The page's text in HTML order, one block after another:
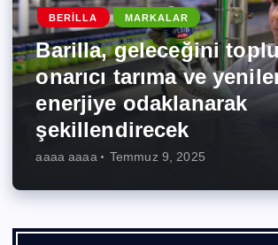
BERILLA MARKALAR
Barilla, geleceğini
onarıcı tarıma ve
enerjiye odaklanarak
şekillendirecek
aaaa aaaa Temmuz 9, 2025